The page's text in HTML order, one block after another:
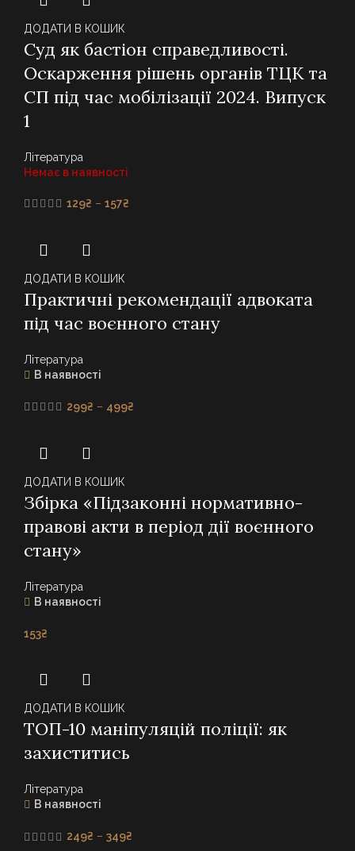
ДОДАТИ В КОШИК
Суд як бастіон справедливості.
Оскарження рішень органів ТЦК та
СП під час мобілізації 2024. Випуск
1
Література
Немає в наявності
129₴ – 157₴
ДОДАТИ В КОШИК
Практичні рекомендації адвоката
під час воєнного стану
Література
В наявності
299₴ – 499₴
ДОДАТИ В КОШИК
Збірка «Підзаконні нормативно-
правові акти в період дії воєнного
стану»
Література
В наявності
153₴
ДОДАТИ В КОШИК
ТОП-10 маніпуляцій поліції: як
захиститись
Література
В наявності
249₴ – 349₴